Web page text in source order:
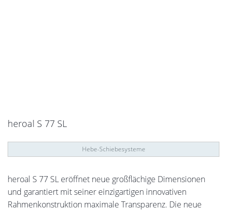
heroal S 77 SL
Hebe-Schiebesysteme
heroal S 77 SL eröffnet neue großflächige Dimensionen
und garantiert mit seiner einzigartigen innovativen
Rahmenkonstruktion maximale Transparenz. Die neue